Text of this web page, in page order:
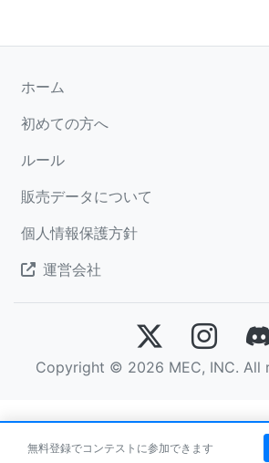
ホーム
初めての方へ
ルール
販売データについて
個人情報保護方針
運営会社
Copyright © 2026 MEC, INC. All
無料登録でコンテストに参加できます